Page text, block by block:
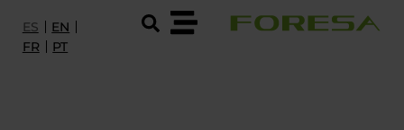
ES
EN
FR
PT